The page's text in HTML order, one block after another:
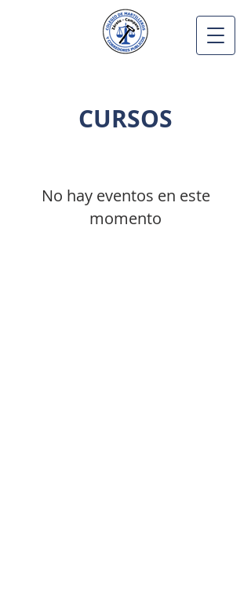
CURSOS
No hay eventos en este
momento